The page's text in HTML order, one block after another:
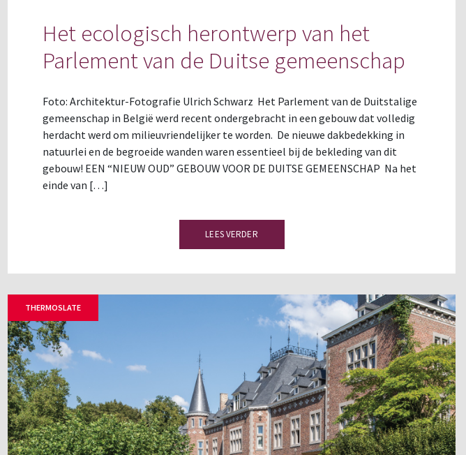
Het ecologisch herontwerp van het
Parlement van de Duitse gemeenschap
Foto: Architektur-Fotografie Ulrich Schwarz Het Parlement van de Duitstalige
gemeenschap in België werd recent ondergebracht in een gebouw dat volledig
herdacht werd om milieuvriendelijker te worden. De nieuwe dakbedekking in
natuurlei en de begroeide wanden waren essentieel bij de bekleding van dit
gebouw! EEN “NIEUW OUD” GEBOUW VOOR DE DUITSE GEMEENSCHAP Na het
einde van […]
LEES VERDER
THERMOSLATE